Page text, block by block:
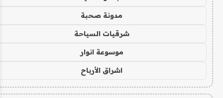
مدونة صحبة
شرقيات السياحة
موسوعة انوار
اشراق الأرباح